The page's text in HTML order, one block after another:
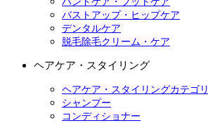
バストアップ・ヒップケア
デンタルケア
脱毛除毛クリーム・ケア
ヘアケア・スタイリング
ヘアケア・スタイリングカテゴ
シャンプー
コンディショナー